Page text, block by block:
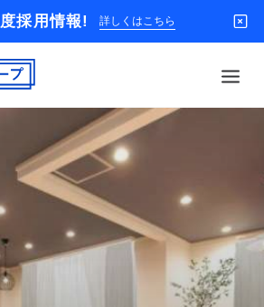
採用情報! 詳しくはこちら